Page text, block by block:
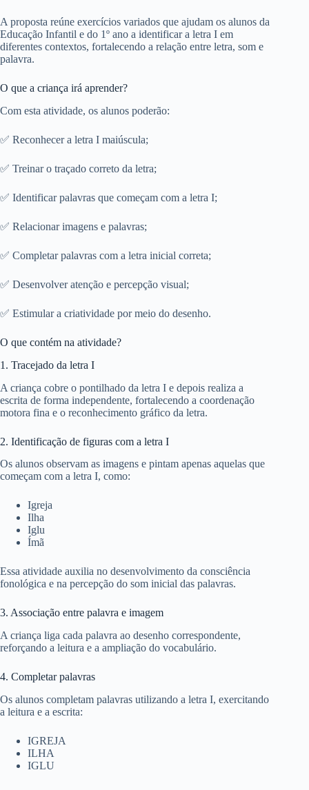
A proposta reúne exercícios variados que ajudam os alunos da
Educação Infantil e do 1º ano a identificar a letra I em
diferentes contextos, fortalecendo a relação entre letra, som e
palavra.
O que a criança irá aprender?
Com esta atividade, os alunos poderão:
✅ Reconhecer a letra I maiúscula;
✅ Treinar o traçado correto da letra;
✅ Identificar palavras que começam com a letra I;
✅ Relacionar imagens e palavras;
✅ Completar palavras com a letra inicial correta;
✅ Desenvolver atenção e percepção visual;
✅ Estimular a criatividade por meio do desenho.
O que contém na atividade?
1. Tracejado da letra I
A criança cobre o pontilhado da letra I e depois realiza a
escrita de forma independente, fortalecendo a coordenação
motora fina e o reconhecimento gráfico da letra.
2. Identificação de figuras com a letra I
Os alunos observam as imagens e pintam apenas aquelas que
começam com a letra I, como:
Igreja
Ilha
Iglu
Ímã
Essa atividade auxilia no desenvolvimento da consciência
fonológica e na percepção do som inicial das palavras.
3. Associação entre palavra e imagem
A criança liga cada palavra ao desenho correspondente,
reforçando a leitura e a ampliação do vocabulário.
4. Completar palavras
Os alunos completam palavras utilizando a letra I, exercitando
a leitura e a escrita:
IGREJA
ILHA
IGLU